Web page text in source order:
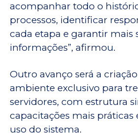
acompanhar todo o
processos, identificar
cada etapa e garantir mais
informações”, afirmou.
Outro avanço será a
ambiente exclusivo para
servidores, com estrutura
capacitações mais práticas
uso do sistema.